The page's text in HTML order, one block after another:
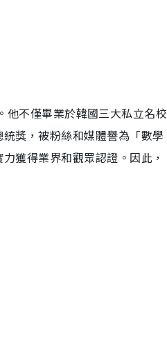
不僅畢業於韓國三大私立名校
獎，被粉絲和媒體譽為「數學
獲得業界和觀眾認證。因此，